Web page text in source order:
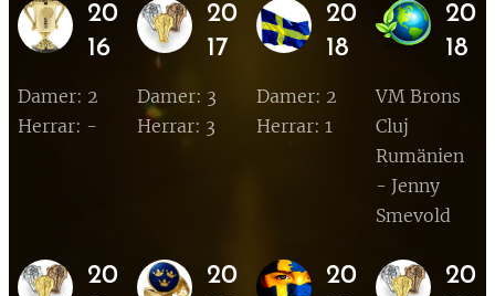
20
16
Damer: 2
Herrar: -
20
17
Damer: 3
Herrar: 3
20
18
Damer: 2
Herrar: 1
20
18
VM Brons
Cluj
Rumänien
- Jenny
Smevold
20
20
20
20